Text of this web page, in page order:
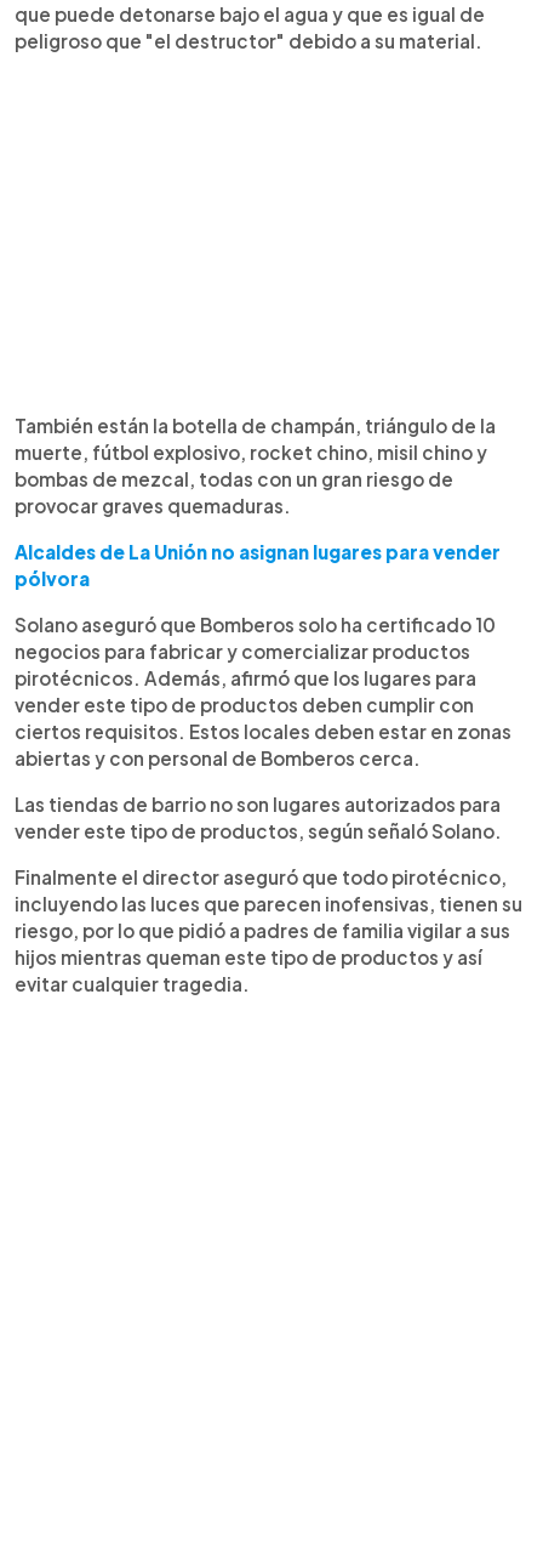
que puede detonarse bajo el agua y que es igual de
peligroso que "el destructor" debido a su material.
También están la botella de champán, triángulo de la
muerte, fútbol explosivo, rocket chino, misil chino y
bombas de mezcal, todas con un gran riesgo de
provocar graves quemaduras.
Alcaldes de La Unión no asignan lugares para vender
pólvora
Solano aseguró que Bomberos solo ha certificado 10
negocios para fabricar y comercializar productos
pirotécnicos. Además, afirmó que los lugares para
vender este tipo de productos deben cumplir con
ciertos requisitos. Estos locales deben estar en zonas
abiertas y con personal de Bomberos cerca.
Las tiendas de barrio no son lugares autorizados para
vender este tipo de productos, según señaló Solano.
Finalmente el director aseguró que todo pirotécnico,
incluyendo las luces que parecen inofensivas, tienen su
riesgo, por lo que pidió a padres de familia vigilar a sus
hijos mientras queman este tipo de productos y así
evitar cualquier tragedia.